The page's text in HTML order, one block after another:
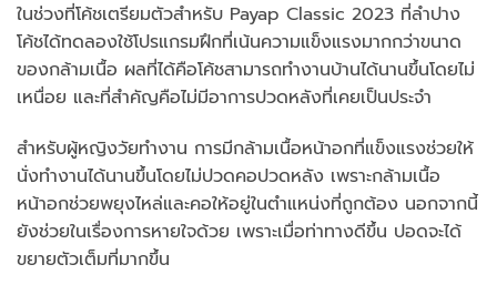
ในช่วงที่โค้ชเตรียมตัวสำหรับ Payap Classic 2023 ที่ลำปาง
โค้ชได้ทดลองใช้โปรแกรมฝึกที่เน้นความแข็งแรงมากกว่าขนาด
ของกล้ามเนื้อ ผลที่ได้คือโค้ชสามารถทำงานบ้านได้นานขึ้นโดยไม่
เหนื่อย และที่สำคัญคือไม่มีอาการปวดหลังที่เคยเป็นประจำ
สำหรับผู้หญิงวัยทำงาน การมีกล้ามเนื้อหน้าอกที่แข็งแรงช่วยให้
นั่งทำงานได้นานขึ้นโดยไม่ปวดคอปวดหลัง เพราะกล้ามเนื้อ
หน้าอกช่วยพยุงไหล่และคอให้อยู่ในตำแหน่งที่ถูกต้อง นอกจากนี้
ยังช่วยในเรื่องการหายใจด้วย เพราะเมื่อท่าทางดีขึ้น ปอดจะได้
ขยายตัวเต็มที่มากขึ้น